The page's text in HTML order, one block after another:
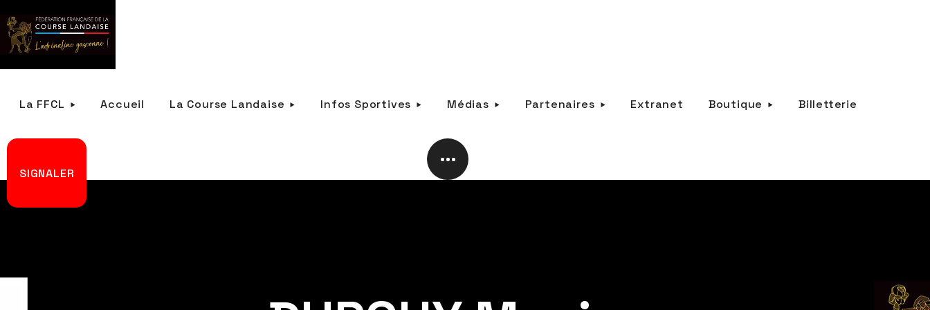
La FFCL Accueil La Course Landaise Infos Sportives Médias Partenaires Extranet Boutique Billetterie
SIGNALER